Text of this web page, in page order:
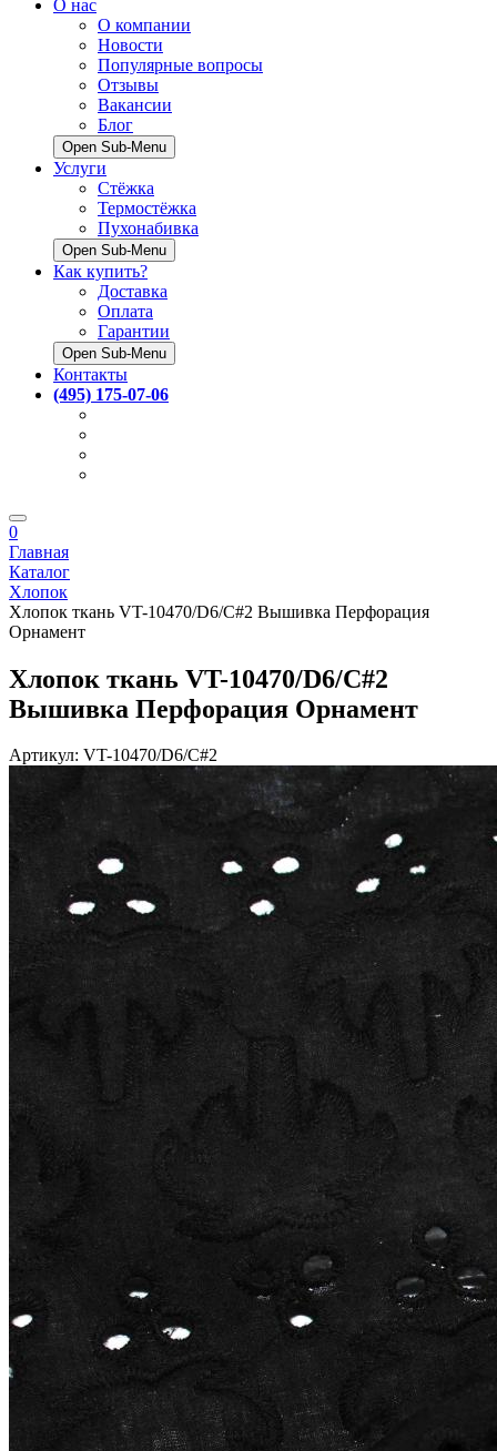
О нас
О компании
Новости
Популярные вопросы
Отзывы
Вакансии
Блог
Open Sub-Menu
Услуги
Стёжка
Термостёжка
Пухонабивка
Open Sub-Menu
Как купить?
Доставка
Оплата
Гарантии
Open Sub-Menu
Контакты
(495) 175-07-06
0
Главная
Каталог
Хлопок
Хлопок ткань VT-10470/D6/C#2 Вышивка Перфорация
Орнамент
Хлопок ткань VT-10470/D6/C#2
Вышивка Перфорация Орнамент
Артикул: VT-10470/D6/C#2